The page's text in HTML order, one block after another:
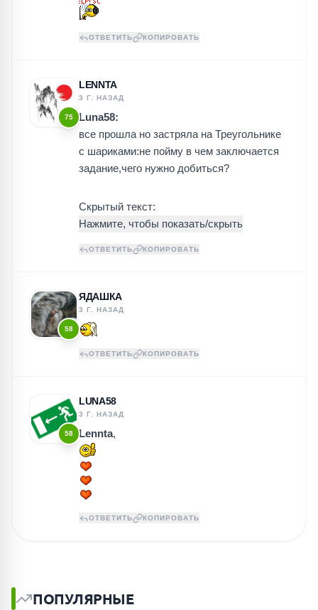
ОТВЕТИТЬ КОПИРОВАТЬ
75
LENNTA
3 Г. НАЗАД
Luna58:
все прошла но застряла на Треугольнике
с шариками:не пойму в чем заключается
задание,чего нужно добиться?
Скрытый текст:
ОТВЕТИТЬ КОПИРОВАТЬ
58
ЯДАШКА
3 Г. НАЗАД
ОТВЕТИТЬ КОПИРОВАТЬ
58
LUNA58
3 Г. НАЗАД
Lennta,
ОТВЕТИТЬ КОПИРОВАТЬ
ПОПУЛЯРНЫЕ